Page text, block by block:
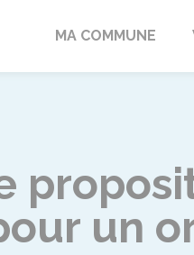
MontliardMA COMMUNE
un